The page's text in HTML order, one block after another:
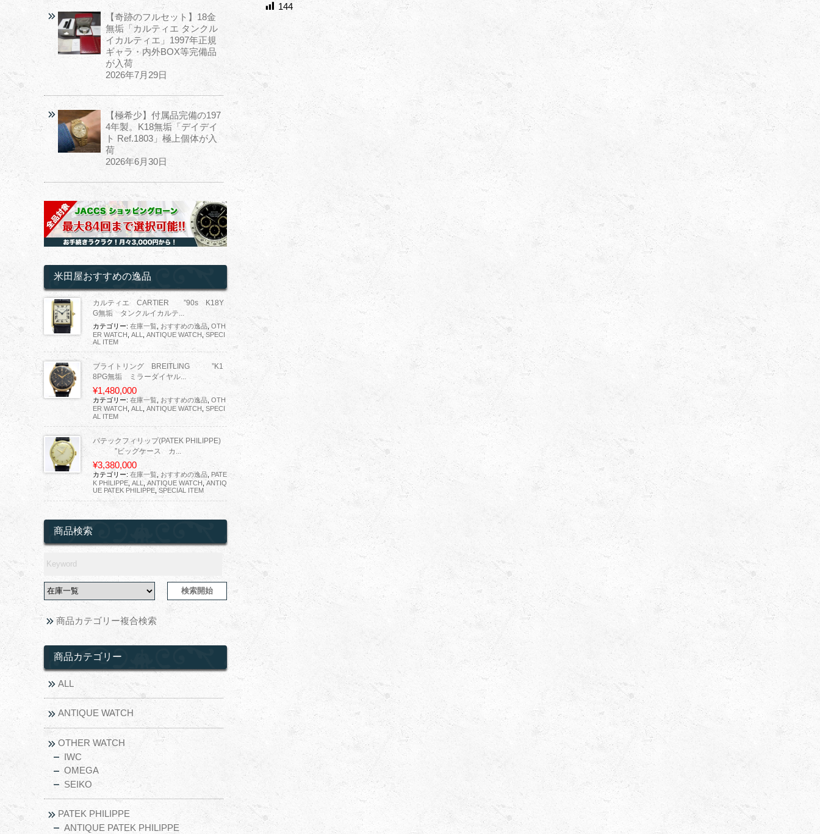
144
【奇跡のフルセット】18金
無垢「カルティエ タンクル
イカルティエ」1997年正規
ギャラ・内外BOX等完備品
が入荷
2026年7月29日
【極希少】付属品完備の197
4年製。K18無垢「デイデイ
ト Ref.1803」極上個体が入
荷
2026年6月30日
米田屋おすすめの逸品
カルティエ CARTIER ”90s K18Y
G無垢 タンクルイカルテ...
カテゴリー: 在庫一覧 おすすめの逸品, OTH
ER WATCH, ALL ANTIQUE WATCH ,SPECI
AL ITEM
ブライトリング BREITLING ”K1
8PG無垢 ミラーダイヤル...
¥1,480,000
カテゴリー: 在庫一覧 おすすめの逸品 OTH
ER WATCH ALL ANTIQUE WATCH SPECI
AL ITEM
パテックフィリップ(PATEK PHILIPPE)
”ビッグケース カ...
¥3,380,000
カテゴリー: 在庫一覧 おすすめの逸品 PATE
K PHILIPPE, ALL ,ANTIQUE WATCH ,ANTIQ
UE PATEK PHILIPPE SPECIAL ITEM
商品検索
商品カテゴリー複合検索
商品カテゴリー
ALL
ANTIQUE WATCH
OTHER WATCH
IWC
OMEGA
SEIKO
PATEK PHILIPPE
ANTIQUE PATEK PHILIPPE